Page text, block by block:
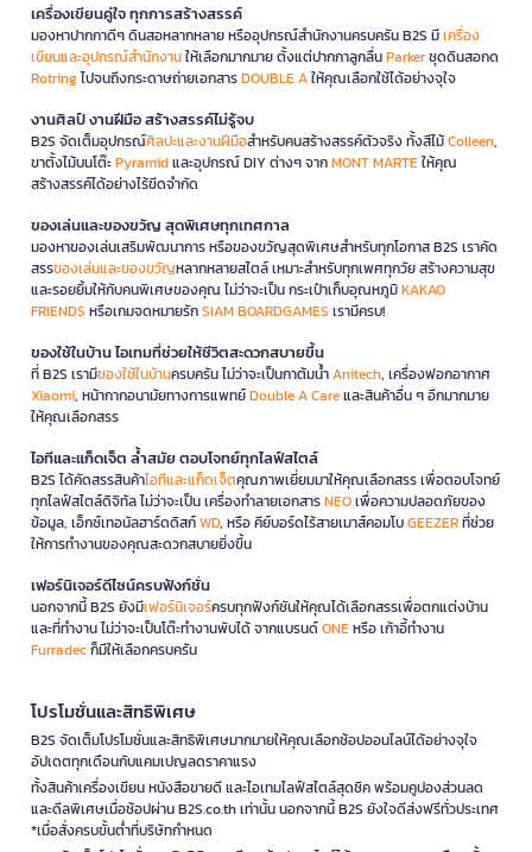
เครื่องเขียนคู่ใจ ทุกการสร้างสรรค์
มองหาปากกาดีๆ ดินสอหลากหลาย หรืออุปกรณ์สำนักงานครบครัน B2S มีเครื่อง
เขียนและอุปกรณ์สำนักงานให้เลือกมากมาย ตั้งแต่ปากกาลูกลื่นParkerชุดดินสอกด
Rotringไปจนถึงกระดาษถ่ายเอกสารDOUBLE Aให้คุณเลือกใช้ได้อย่างจุใจ
งานศิลป์ งานฝีมือ สร้างสรรค์ไม่รู้จบ
B2S จัดเต็มอุปกรณ์ศิลปะและงานฝีมือสำหรับคนสร้างสรรค์ตัวจริง ทั้งสีไม้Colleen,
ขาตั้งไม้บนโต๊ะPyramidและอุปกรณ์ DIY ต่างๆ จากMONT MARTEให้คุณ
สร้างสรรค์ได้อย่างไร้ขีดจำกัด
ของเล่นและของขวัญ สุดพิเศษทุกเทศกาล
มองหาของเล่นเสริมพัฒนาการ หรือของขวัญสุดพิเศษสำหรับทุกโอกาส B2S เราคัด
สรรของเล่นและของขวัญหลากหลายสไตล์ เหมาะสำหรับทุกเพศทุกวัย สร้างความสุข
และรอยยิ้มให้กับคนพิเศษของคุณ ไม่ว่าจะเป็น กระเป๋าเก็บอุณหภูมิKAKAO
FRIENDS หรือเกมจดหมายรักSIAM BOARDGAMES เรามีครบ!
ของใช้ในบ้าน ไอเทมที่ช่วยให้ชีวิตสะดวกสบายขึ้น
ที่ B2S เรามีของใช้ในบ้านครบครัน ไม่ว่าจะเป็นกาต้มน้ำAnitech, เครื่องฟอกอากาศ
Xiaomi, หน้ากากอนามัยทางการแพทย์Double A Careและสินค้าอื่น ๆ อีกมากมาย
ให้คุณเลือกสรร
ไอทีและแก็ดเจ็ต ล้ำสมัย ตอบโจทย์ทุกไลฟ์สไตล์
B2S ได้คัดสรรสินค้าไอทีและแก็ดเจ็ตคุณภาพเยี่ยมมาให้คุณเลือกสรร เพื่อตอบโจทย์
ทุกไลฟ์สไตล์ดิจิทัล ไม่ว่าจะเป็น เครื่องทำลายเอกสารNEOเพื่อความปลอดภัยของ
ข้อมูล, เอ็กซ์เทอนัลฮาร์ดดิสก์WD, หรือ คีย์บอร์ดไร้สายเมาส์คอมโบGEEZERที่ช่วย
ให้การทำงานของคุณสะดวกสบายยิ่งขึ้น
เฟอร์นิเจอร์ดีไซน์ครบฟังก์ชั่น
นอกจากนี้ B2S ยังมีเฟอร์นิเจอร์ครบทุกฟังก์ชันให้คุณได้เลือกสรรเพื่อตกแต่งบ้าน
และที่ทำงาน ไม่ว่าจะเป็นโต๊ะทำงานพับได้ จากแบรนด์ONEหรือ เก้าอี้ทำงาน
Furradecก็มีให้เลือกครบครัน
โปรโมชั่นและสิทธิพิเศษ
B2S จัดเต็มโปรโมชั่นและสิทธิพิเศษมากมายให้คุณเลือกช้อปออนไลน์ได้อย่างจุใจ
อัปเดตทุกเดือนกับแคมเปญลดราคาแรง
ทั้งสินค้าเครื่องเขียน หนังสือขายดี และไอเทมไลฟ์สไตล์สุดชิค พร้อมคูปองส่วนลด
และดีลพิเศษเมื่อช้อปผ่าน B2S.co.th เท่านั้น นอกจากนี้ B2S ยังใจดีส่งฟรีทั่วประเทศ
*เมื่อสั่งครบขั้นต่ำที่บริษัทกำหนด